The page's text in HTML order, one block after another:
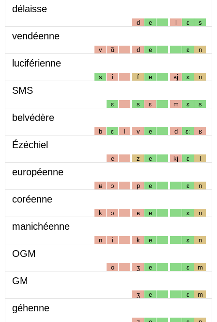
délaisse
d e l ɛ s
vendéenne
v ɑ̃ d e ɛ n
luciférienne
s i f e ʁj ɛ n
SMS
ɛ s ɛ m ɛ s
belvédère
b ɛ l v e d ɛː ʁ
Ézéchiel
e z e kj ɛ l
européenne
ʁ ɔ p e ɛ n
coréenne
k ɔ ʁ e ɛ n
manichéenne
n i k e ɛ n
OGM
o ʒ e ɛ m
GM
ʒ e ɛ m
géhenne